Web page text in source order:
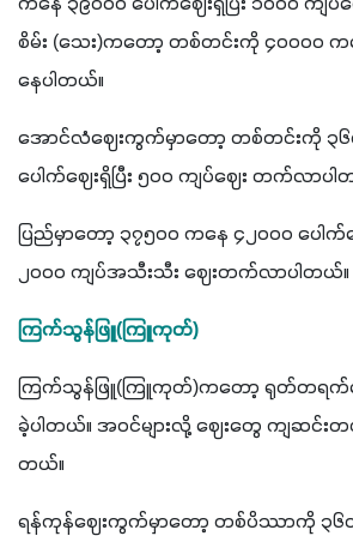
စိမ်း (သေး)ကတော့ တစ်တင်းကို ၄၀၀၀၀ ကန
နေပါတယ်။
အောင်လံဈေးကွက်မှာတော့ တစ်တင်းကို ၃၆
ပေါက်ဈေးရှိပြီး ၅၀၀ ကျပ်ဈေး တက်လာပါ
ပြည်မှာတော့ ၃၇၅၀၀ ကနေ ၄၂၀၀၀ ပေါက်
၂၀၀၀ ကျပ်အသီးသီး ဈေးတက်လာပါတယ်။
ကြက်သွန်ဖြူ(ကြူကုတ်)
ကြက်သွန်ဖြူ(ကြူကုတ်)ကတော့ ရုတ်တရက်ဈ
ခဲ့ပါတယ်။ အဝင်များလို့ ဈေးတွေ ကျဆင်
တယ်။
ရန်ကုန်ဈေးကွက်မှာတော့ တစ်ပိဿာကို ၃၆၀